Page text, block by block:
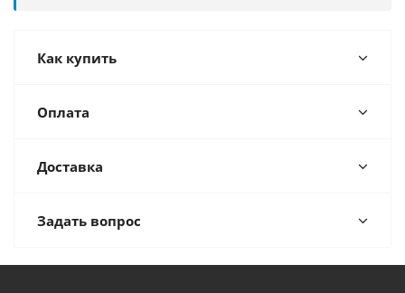
Как купить
Оплата
Доставка
Задать вопрос